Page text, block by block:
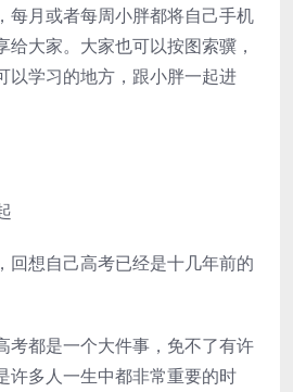
每月或者每周小胖都将自己手机
给大家。大家也可以按图索骥，
以学习的地方，跟小胖一起进
回想自己高考已经是十几年前的
考都是一个大件事，免不了有许
许多人一生中都非常重要的时